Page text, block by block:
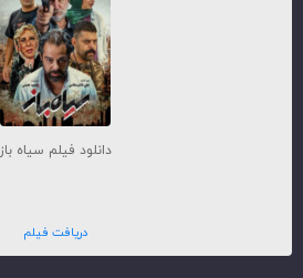
دانلود فیلم سیاه باز
دریافت فیلم